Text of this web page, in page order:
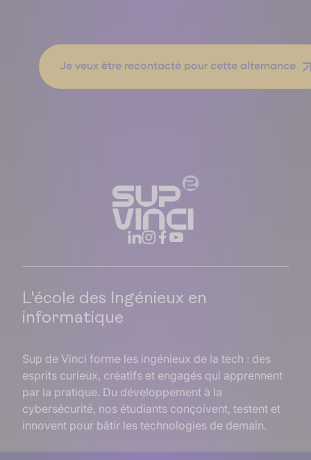
L'école des Ingénieux en
informatique
Sup de Vinci forme les ingénieux de la tech : des
esprits curieux, créatifs et engagés qui apprennent
par la pratique. Du développement à la
cybersécurité, nos étudiants conçoivent, testent et
innovent pour bâtir les technologies de demain.